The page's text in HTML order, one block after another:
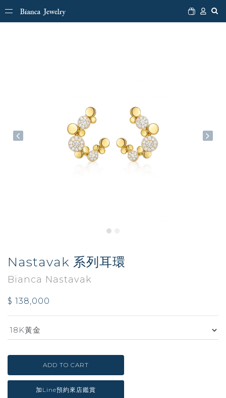
Nastavak 系列耳環
Bianca Nastavak
$ 138,000
ADD TO CART
加Line預約來店鑑賞